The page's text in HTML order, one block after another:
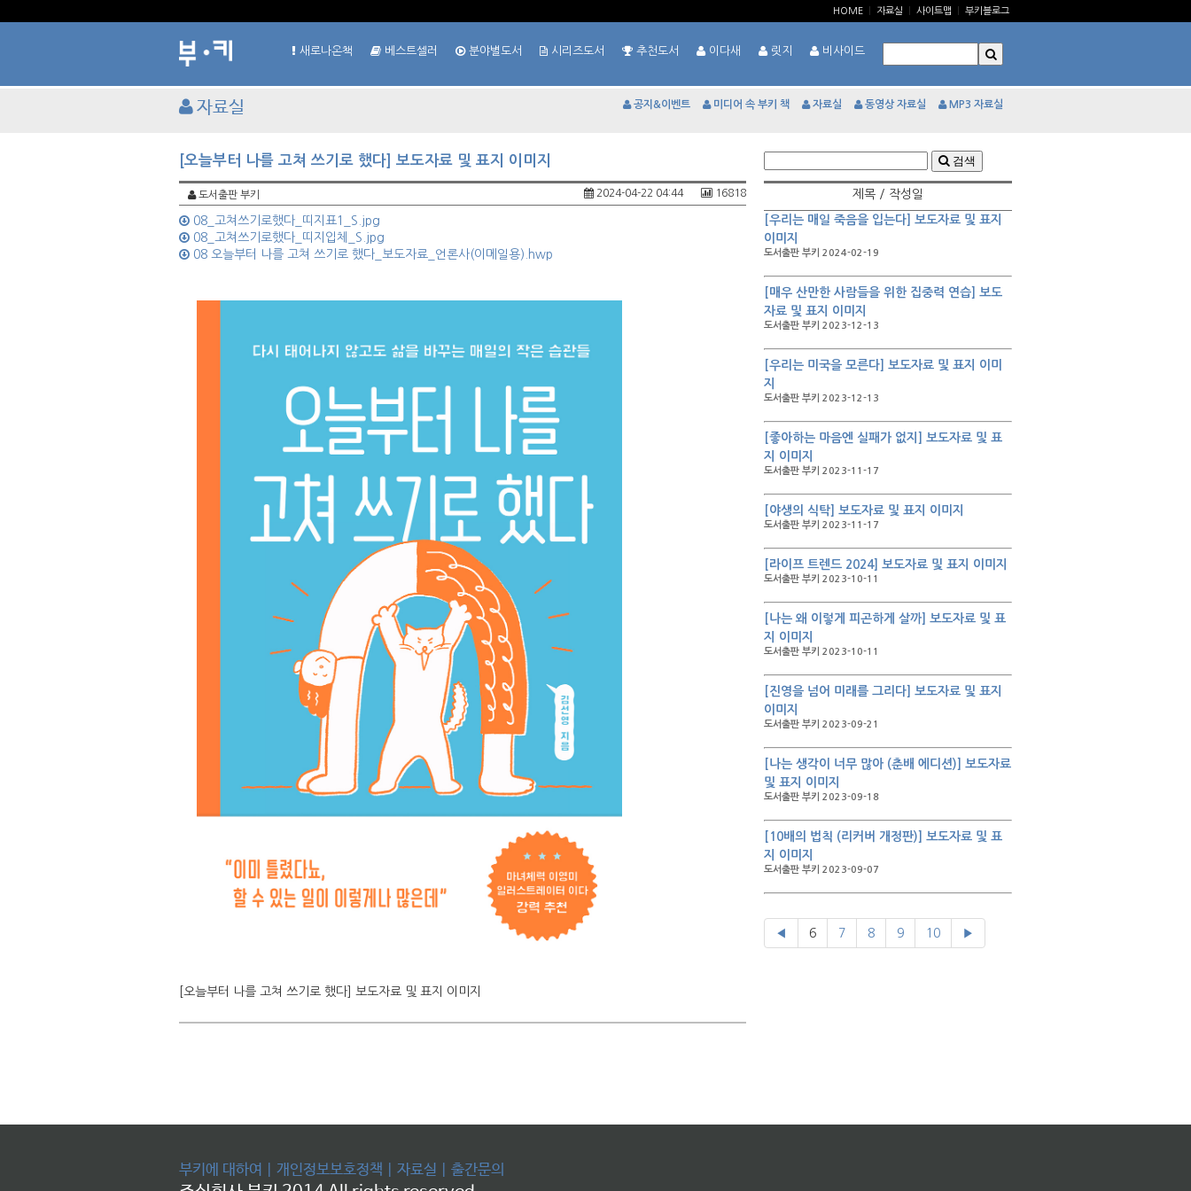
HOME 자료실 사이트맵 부키블로그
새로나온책 베스트셀러 분야별도서 시리즈도서 추천도서 이다새 릿지 비사이드
자료실 공지&이벤트 미디어 속 부키 책 자료실 동영상 자료실 MP3 자료실
[오늘부터 나를 고쳐 쓰기로 했다] 보도자료 및 표지 이미지
도서출판 부키 16818
2024-04-22 04:44
08_고쳐쓰기로했다_띠지표1_S.jpg
08_고쳐쓰기로했다_띠지입체_S.jpg
08 오늘부터 나를 고쳐 쓰기로 했다_보도자료_언론사(이메일용).hwp
[오늘부터 나를 고쳐 쓰기로 했다] 보도자료 및 표지 이미지
검색
제목 / 작성일
[우리는 매일 죽음을 입는다] 보도자료 및 표지
이미지
도서출판 부키 2024-02-19
[매우 산만한 사람들을 위한 집중력 연습] 보도
자료 및 표지 이미지
도서출판 부키 2023-12-13
[우리는 미국을 모른다] 보도자료 및 표지 이미
지
도서출판 부키 2023-12-13
[좋아하는 마음엔 실패가 없지] 보도자료 및 표
지 이미지
도서출판 부키 2023-11-17
[야생의 식탁] 보도자료 및 표지 이미지
도서출판 부키 2023-11-17
[라이프 트렌드 2024] 보도자료 및 표지 이미지
도서출판 부키 2023-10-11
[나는 왜 이렇게 피곤하게 살까] 보도자료 및 표
지 이미지
도서출판 부키 2023-10-11
[진영을 넘어 미래를 그리다] 보도자료 및 표지
이미지
도서출판 부키 2023-09-21
[나는 생각이 너무 많아 (춘배 에디션)] 보도자료
및 표지 이미지
도서출판 부키 2023-09-18
[10배의 법칙 (리커버 개정판)] 보도자료 및 표
지 이미지
도서출판 부키 2023-09-07
◀ 6 7 8 9 10 ▶
부키에 대하여 개인정보보호정책 자료실 출간문의